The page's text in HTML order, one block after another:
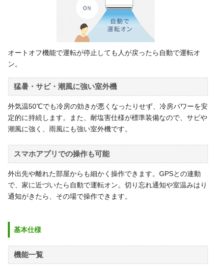
オートオフ機能で運転が停止しても人が戻ったら自動で運転オ
ン。
猛暑・サビ・潮風に強い室外機
外気温50℃でも冷房の効きが悪くなったりせず、冷房パワーを安
定的に持続します。また、耐塩害仕様が標準装備なので、サビや
潮風に強く、雨風にも強い室外機です。
スマホアプリでの操作も可能
外出先や離れた部屋からも細かく操作できます。GPSとの連動
で、家に近づいたら自動で運転オン。切り忘れ通知や室温みはり
通知がきたら、その場で操作できます。
基本仕様
機能一覧